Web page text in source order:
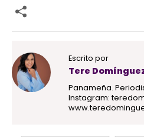
Escrito por
Tere
Panameña.
Instagram: